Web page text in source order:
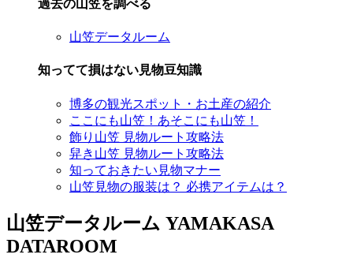
過去の山笠を調べる
山笠データルーム
知ってて損はない見物豆知識
博多の観光スポット・お土産の紹介
ここにも山笠！あそこにも山笠！
飾り山笠 見物ルート攻略法
舁き山笠 見物ルート攻略法
知っておきたい見物マナー
山笠見物の服装は？ 必携アイテムは？
山笠データルーム YAMAKASA
DATAROOM